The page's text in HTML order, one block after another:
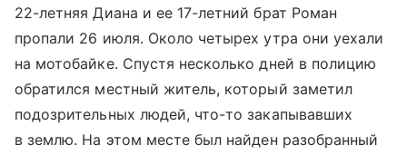
22-летняя Диана и ее 17-летний брат Роман
пропали 26 июля. Около четырех утра они уехали
на мотобайке. Спустя несколько дней в полицию
обратился местный житель, который заметил
подозрительных людей, что-то закапывавших
в землю. На этом месте был найден разобранный